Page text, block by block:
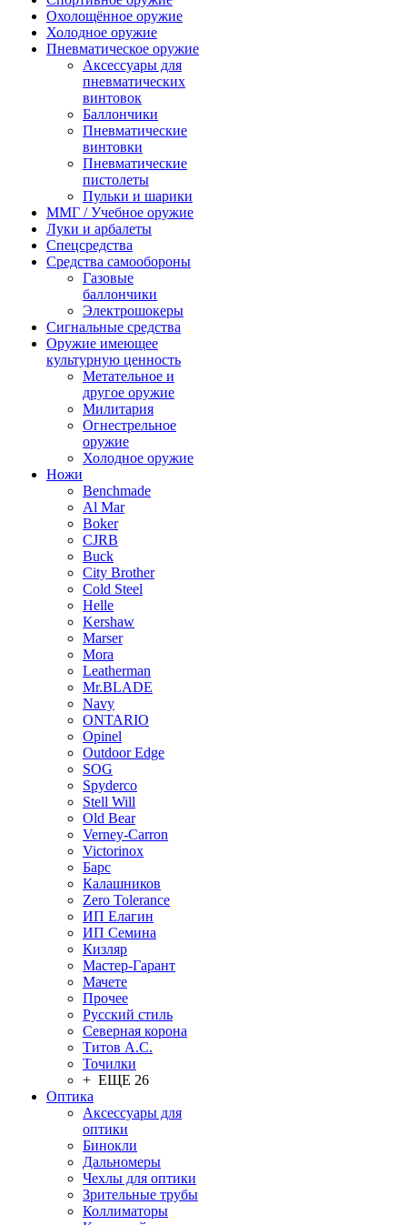
Охолощённое оружие
Холодное оружие
Пневматическое оружие
Аксессуары для
пневматических
винтовок
Баллончики
Пневматические
винтовки
Пневматические
пистолеты
Пульки и шарики
ММГ / Учебное оружие
Луки и арбалеты
Спецсредства
Средства самообороны
Газовые
баллончики
Электрошокеры
Сигнальные средства
Оружие имеющее
культурную ценность
Метательное и
другое оружие
Милитария
Огнестрельное
оружие
Холодное оружие
Ножи
Benchmade
Al Mar
Boker
CJRB
Buck
City Brother
Cold Steel
Helle
Kershaw
Marser
Mora
Leatherman
Mr.BLADE
Navy
ONTARIO
Opinel
Outdoor Edge
SOG
Spyderco
Stell Will
Old Bear
Verney-Carron
Victorinox
Барс
Калашников
Zero Tolerance
ИП Елагин
ИП Семина
Кизляр
Мастер-Гарант
Мачете
Прочее
Русский стиль
Северная корона
Титов А.С.
Точилки
+ ЕЩЕ 26
Оптика
Аксессуары для
оптики
Бинокли
Дальномеры
Чехлы для оптики
Зрительные трубы
Коллиматоры